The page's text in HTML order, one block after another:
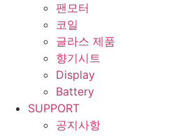
팬모터
코일
글라스 제품
향기시트
Display
Battery
SUPPORT
공지사항